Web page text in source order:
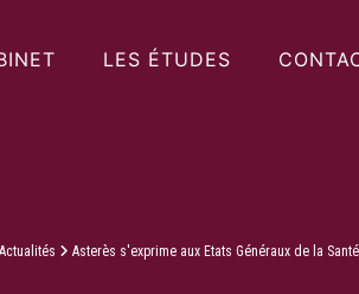
LES ÉTUDES
Actualités Asterès s'exprime aux Etats Généraux de la